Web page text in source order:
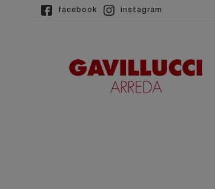
facebook instagram